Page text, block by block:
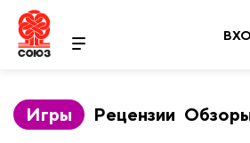
Игры Рецензии